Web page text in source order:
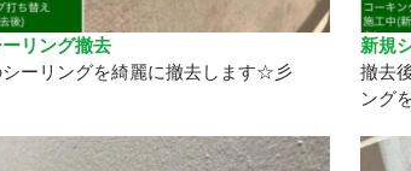
リング撤去
シーリングを綺麗に撤去します☆彡
新規
撤去
ング